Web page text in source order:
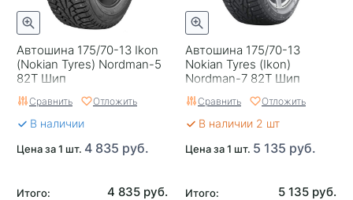
Автошина 175/70-13 Ikon
(Nokian Tyrеs) Nordman-5
82T Шип
Сравнить Отложить
В наличии
Цена за 1 шт. 4 835 руб.
Итого: 4 835 руб.
Автошина 175/70-13
Nokian Tyres (Ikon)
Nordman-7 82T Шип
Сравнить Отложить
В наличии 2 шт
Цена за 1 шт. 5 135 руб.
Итого: 5 135 руб.